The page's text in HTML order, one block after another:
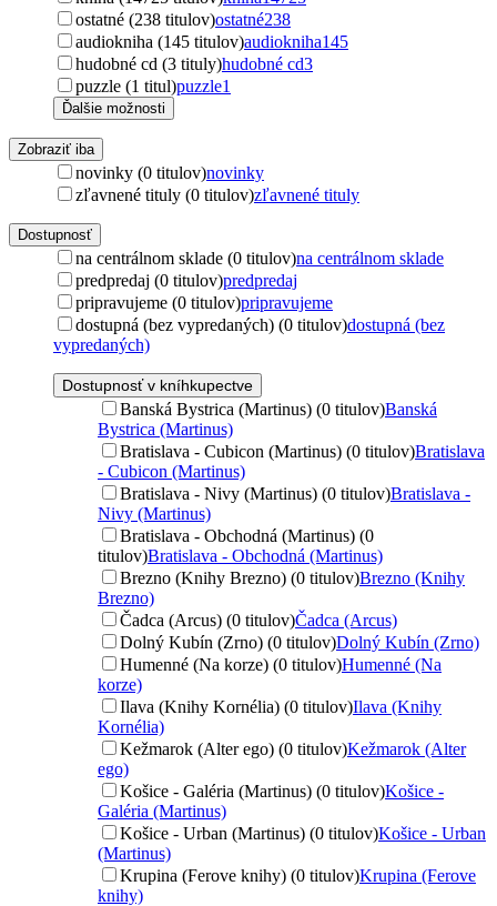
ostatné (238 titulov)ostatné238
audiokniha (145 titulov)audiokniha145
hudobné cd (3 tituly)hudobné cd3
puzzle (1 titul)puzzle1
Ďalšie možnosti
Zobraziť iba
novinky (0 titulov)novinky
zľavnené tituly (0 titulov)zľavnené tituly
Dostupnosť
na centrálnom sklade (0 titulov)na centrálnom sklade
predpredaj (0 titulov)predpredaj
pripravujeme (0 titulov)pripravujeme
dostupná (bez vypredaných) (0 titulov)dostupná (bez
vypredaných)
Dostupnosť v kníhkupectve
Banská Bystrica (Martinus) (0 titulov)Banská
Bystrica (Martinus)
Bratislava - Cubicon (Martinus) (0 titulov)Bratislava
- Cubicon (Martinus)
Bratislava - Nivy (Martinus) (0 titulov)Bratislava -
Nivy (Martinus)
Bratislava - Obchodná (Martinus) (0
titulov)Bratislava - Obchodná (Martinus)
Brezno (Knihy Brezno) (0 titulov)Brezno (Knihy
Brezno)
Čadca (Arcus) (0 titulov)Čadca (Arcus)
Dolný Kubín (Zrno) (0 titulov)Dolný Kubín (Zrno)
Humenné (Na korze) (0 titulov)Humenné (Na
korze)
Ilava (Knihy Kornélia) (0 titulov)Ilava (Knihy
Kornélia)
Kežmarok (Alter ego) (0 titulov)Kežmarok (Alter
ego)
Košice - Galéria (Martinus) (0 titulov)Košice -
Galéria (Martinus)
Košice - Urban (Martinus) (0 titulov)Košice - Urban
(Martinus)
Krupina (Ferove knihy) (0 titulov)Krupina (Ferove
knihy)